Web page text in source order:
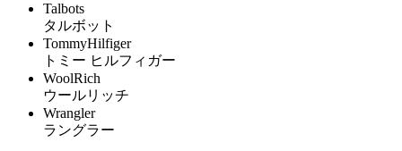
Talbots
タルボット
TommyHilfiger
トミー ヒルフィガー
WoolRich
ウールリッチ
Wrangler
ラングラー